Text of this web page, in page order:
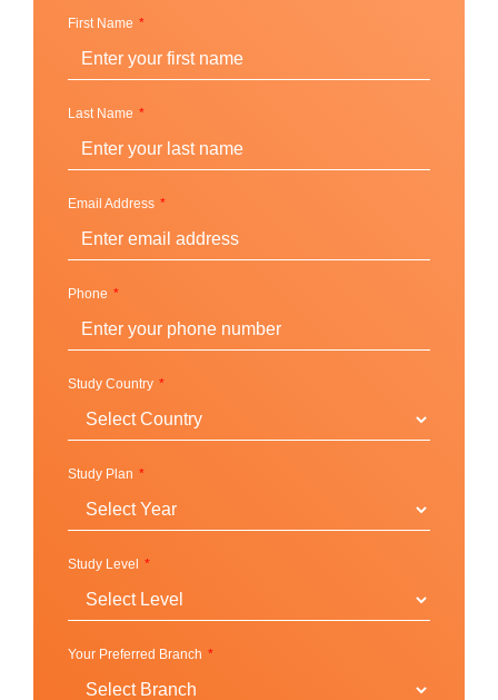
เตรียมตัวสอบวัดระดับภาษาอังกฤษเคมบริดจ์
(Cambridge Exam Preparation Courses)
Cambridge B1 Preliminary
Cambridge C2 Proficiency
เตรียมตัวสอบ IELTS (IELTS Exam Preparation)
IELTS Exam Preparation
English for Academic Purposes with IELTS
ภาษาอังกฤษเพื่อเตรียมความพร้อมในระดับมหาวิทยาลัย
(English for Academic Purposes)
Premium English for Academic Purposes
First Name
Last Name
Email Address
Phone
Study Country
Study Plan
Study Level
Your Preferred Branch